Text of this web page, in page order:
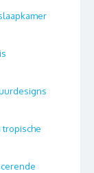
tropische